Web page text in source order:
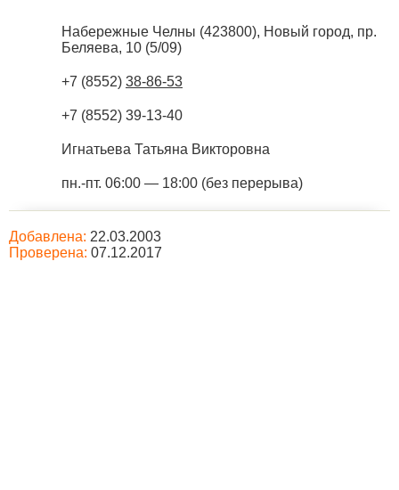
Набережные Челны (423800), Новый город, пр.
Беляева, 10 (5/09)
+7 (8552) 38-86-53
+7 (8552) 39-13-40
Игнатьева Татьяна Викторовна
пн.-пт. 06:00 — 18:00 (без перерыва)
Добавлена: 22.03.2003
Проверена: 07.12.2017